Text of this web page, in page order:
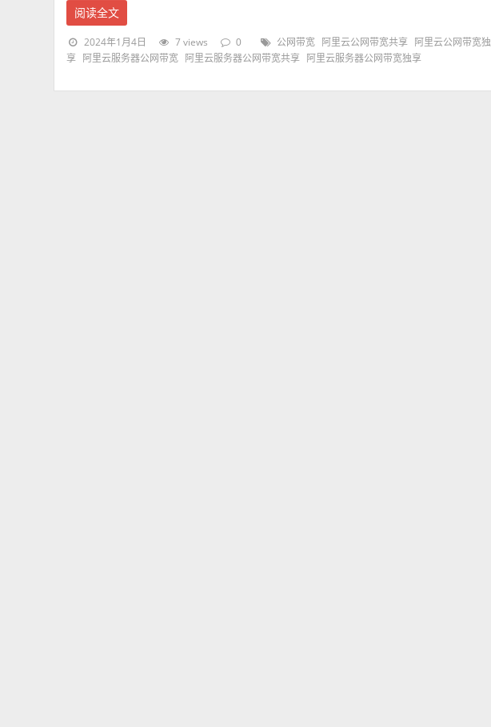
阅读全文
2024年1月4日 7 views 0 公网带宽 阿里云公网带宽共享
阿里云公网带宽独
享
阿里云服务器公网带宽 阿里云服务器公网带宽共享 阿里云服务器公网带宽独享